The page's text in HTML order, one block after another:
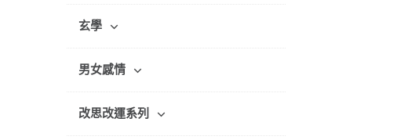
玄學
男女感情
改思改運系列